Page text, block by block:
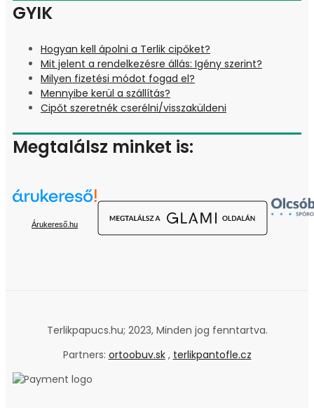
GYIK
Hogyan kell ápolni a Terlik cipőket?
Mit jelent a rendelkezésre állás: Igény szerint?
Milyen fizetési módot fogad el?
Mennyibe kerül a szállítás?
Cipőt szeretnék cserélni/visszaküldeni
Megtalálsz minket is:
Árukereső.hu
Terlikpapucs.hu; 2023, Minden jog fenntartva.
Partners: ortoobuv.sk, terlikpantofle.cz